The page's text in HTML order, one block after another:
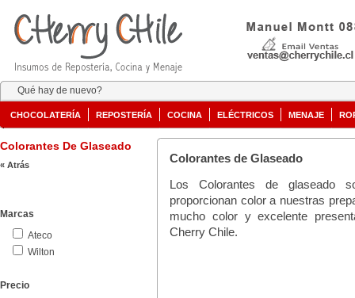
Qué hay de nuevo?
CHOCOLATERÍA REPOSTERÍA COCINA ELÉCTRICOS MENAJE
Colorantes De Glaseado
« Atrás
Marcas
Ateco
Wilton
Precio
Colorantes de Glaseado
Los Colorantes de glaseado
proporcionan color a nuestras
mucho color y excelente
Cherry Chile.